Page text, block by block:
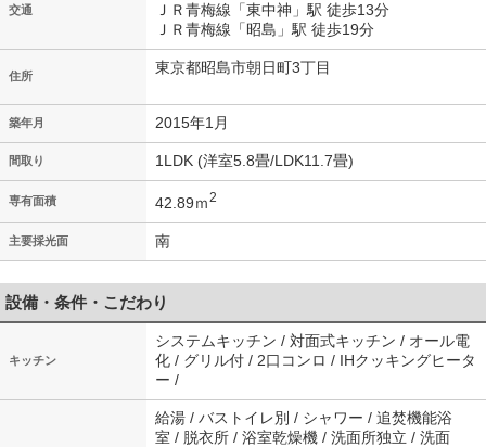
交通
ＪＲ青梅線「東中神」駅 徒歩13分
ＪＲ青梅線「昭島」駅 徒歩19分
住所 東京都昭島市朝日町3丁目
築年月 2015年1月
間取り 1LDK (洋室5.8畳/LDK11.7畳)
専有面積 42.89ｍ2
主要採光面 南
設備・条件・こだわり
キッチン
システムキッチン / 対面式キッチン / オール電
化 / グリル付 / 2口コンロ / IHクッキングヒータ
ー /
給湯 / バストイレ別 / シャワー / 追焚機能浴
室 / 脱衣所 / 浴室乾燥機 / 洗面所独立 / 洗面